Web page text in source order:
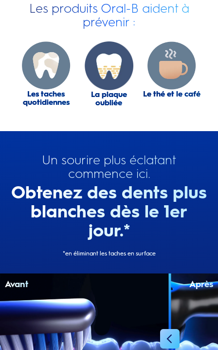
Les produits Oral-B aident à
prévenir :
Les taches
quotidiennes
La plaque
oubliée
Le thé et le café
Un sourire plus éclatant
commence ici.
Obtenez des dents plus
blanches dès le 1er
jour.*
*en éliminant les taches en surface
Avant Après